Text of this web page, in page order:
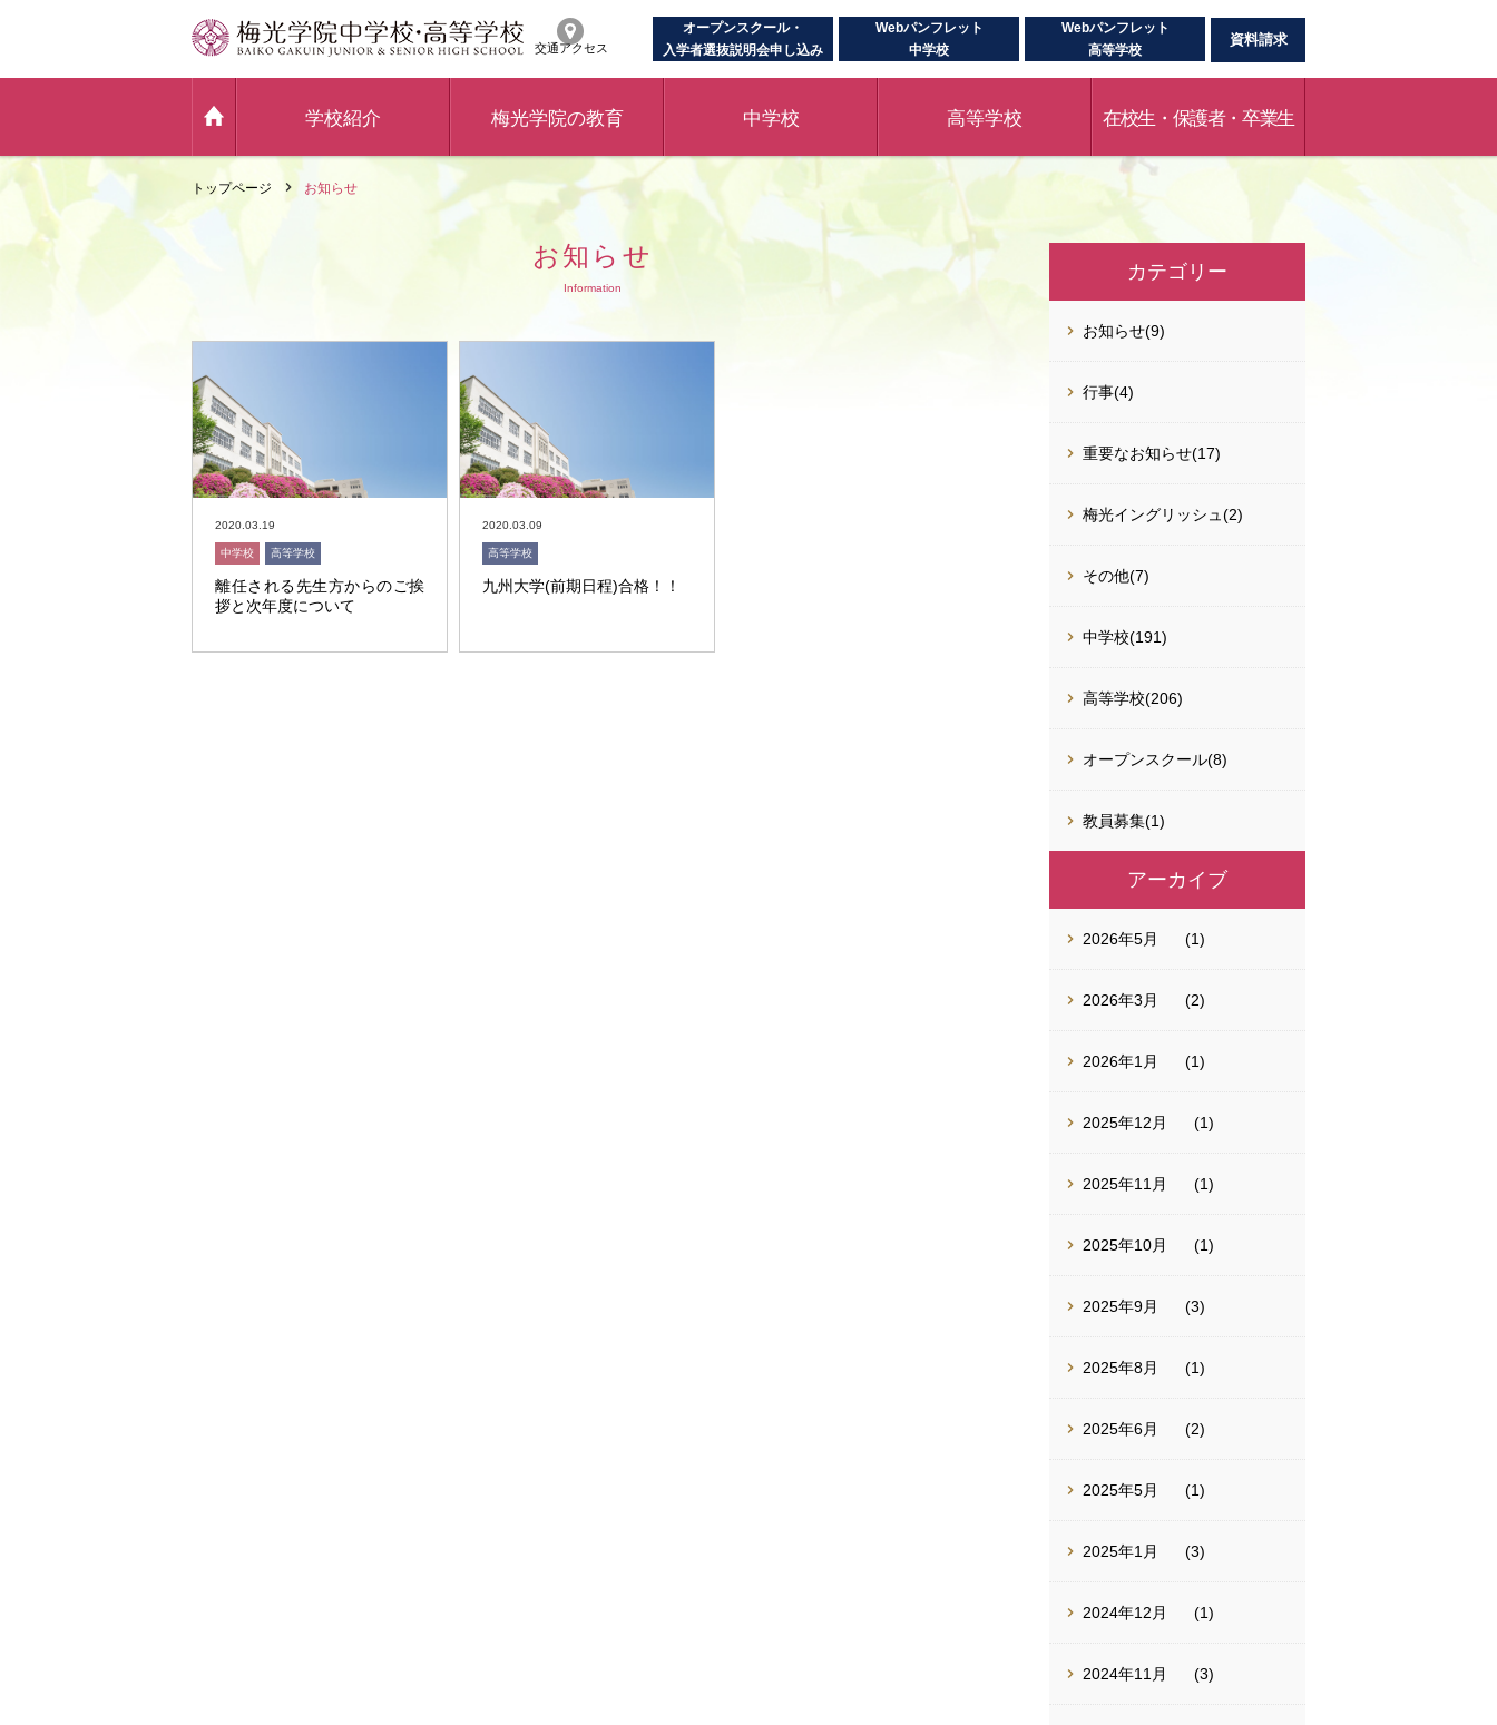
交通アクセス
オープンスクール・
入学者選抜説明会申し込み
Webパンフレット
中学校
Webパンフレット
高等学校
資料請求
学校紹介 梅光学院の教育 中学校 高等学校 在校生・保護者・卒業生
トップページ お知らせ
お知らせ
Information
2020.03.19
中学校 高等学校
離任される先生方からのご挨
拶と次年度について
2020.03.09
高等学校
九州大学(前期日程)合格！！
カテゴリー
お知らせ(9)
行事(4)
重要なお知らせ(17)
梅光イングリッシュ(2)
その他(7)
中学校(191)
高等学校(206)
オープンスクール(8)
教員募集(1)
アーカイブ
2026年5月 (1)
2026年3月 (2)
2026年1月 (1)
2025年12月 (1)
2025年11月 (1)
2025年10月 (1)
2025年9月 (3)
2025年8月 (1)
2025年6月 (2)
2025年5月 (1)
2025年1月 (3)
2024年12月 (1)
2024年11月 (3)